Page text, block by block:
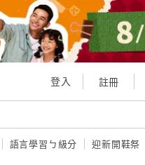
登入 註冊
語言學習ㄅ級分 迎新開鞋祭